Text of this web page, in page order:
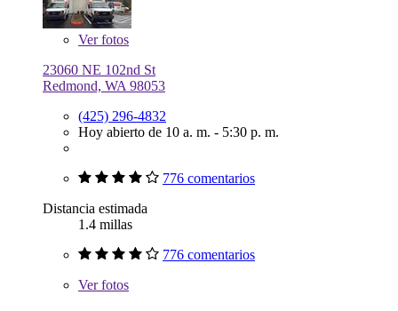
Verfotos
23060 NE 102nd St
Redmond, WA 98053
(425) 296-4832
Hoy abierto de 10 a. m. - 5:30 p. m.
776 comentarios
Distancia estimada
1.4 millas
776 comentarios
Verfotos